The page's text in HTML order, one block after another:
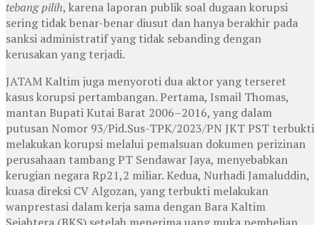
tebang pilih, karena laporan publik soal dugaan korupsi
sering tidak benar-benar diusut dan hanya berakhir pada
sanksi administratif yang tidak sebanding dengan
kerusakan yang terjadi.
JATAM Kaltim juga menyoroti dua aktor yang terseret
kasus korupsi pertambangan. Pertama, Ismail Thomas,
mantan Bupati Kutai Barat 2006–2016, yang dalam
putusan Nomor 93/Pid.Sus-TPK/2023/PN JKT PST terbukti
melakukan korupsi melalui pemalsuan dokumen perizinan
perusahaan tambang PT Sendawar Jaya, menyebabkan
kerugian negara Rp21,2 miliar. Kedua, Nurhadi Jamaluddin,
kuasa direksi CV Algozan, yang terbukti melakukan
wanprestasi dalam kerja sama dengan Bara Kaltim